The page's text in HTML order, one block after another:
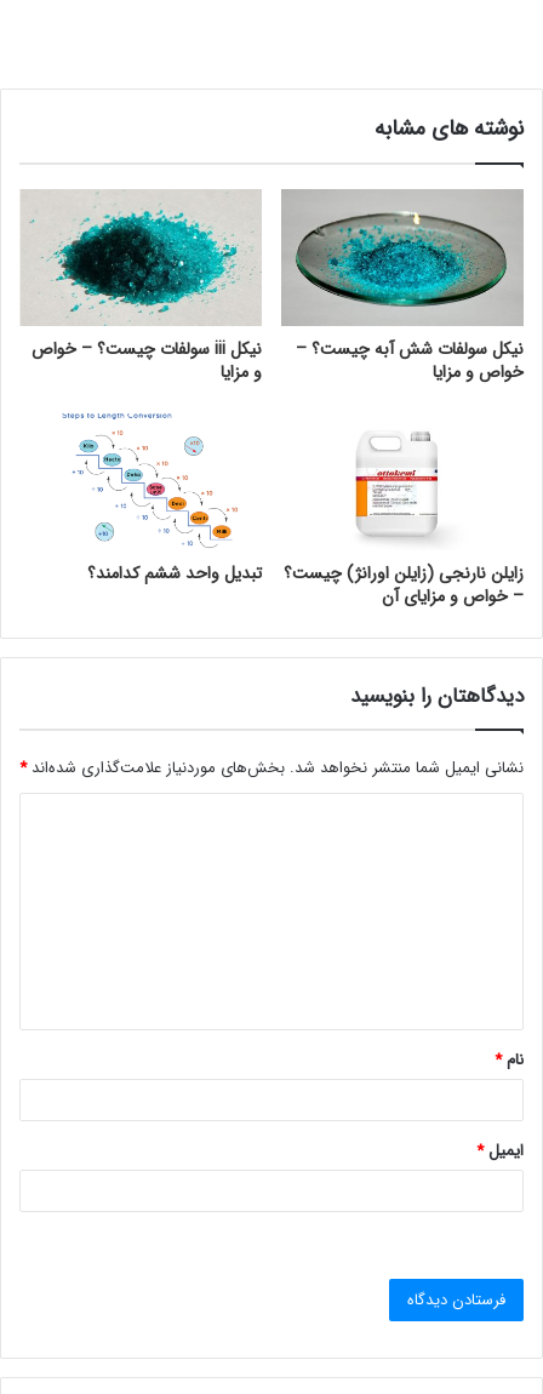
نوشته های مشابه
نیکل سولفات شش آبه چیست؟ –
خواص و مزایا
نیکل iii سولفات چیست؟ – خواص
و مزایا
زایلن نارنجی (زایلن اورانژ) چیست؟
– خواص و مزایای آن
تبدیل واحد ششم کدامند؟
دیدگاهتان را بنویسید
نشانی ایمیل شما منتشر نخواهد شد. بخش‌های موردنیاز علامت‌گذاری شده‌اند*
*
نام*
ایمیل*